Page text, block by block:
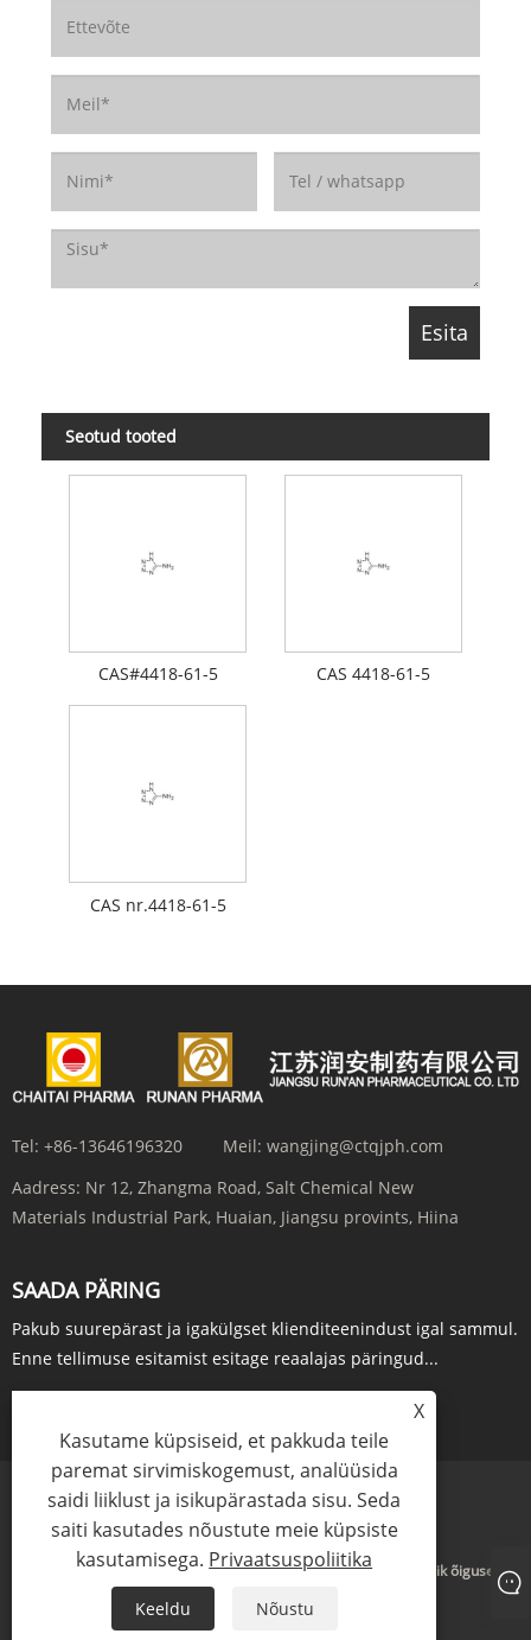
Seotud tooted
CAS#4418-61-5 CAS 4418-61-5
CAS nr.4418-61-5
Tel: +86-13646196320 Meil: wangjing@ctqjph.com
Aadress: Nr 12, Zhangma Road, Salt Chemical New
Materials Industrial Park, Huaian, Jiangsu provints, Hiina
SAADA PÄRING
Pakub suurepärast ja igakülgset klienditeenindust igal sammul.
Enne tellimuse esitamist esitage reaalajas päringud...
Links Sitemap Privaatsuspoliitika
Autoriõigus © 2024 Jiangsu Run'an Pharmaceutical Co. Ltd. Kõik õigused
kaitstud.
X
Kasutame küpsiseid, et pakkuda teile
paremat sirvimiskogemust, analüüsida
saidi liiklust ja isikupärastada sisu. Seda
saiti kasutades nõustute meie küpsiste
kasutamisega. Privaatsuspoliitika
Keeldu Nõustu